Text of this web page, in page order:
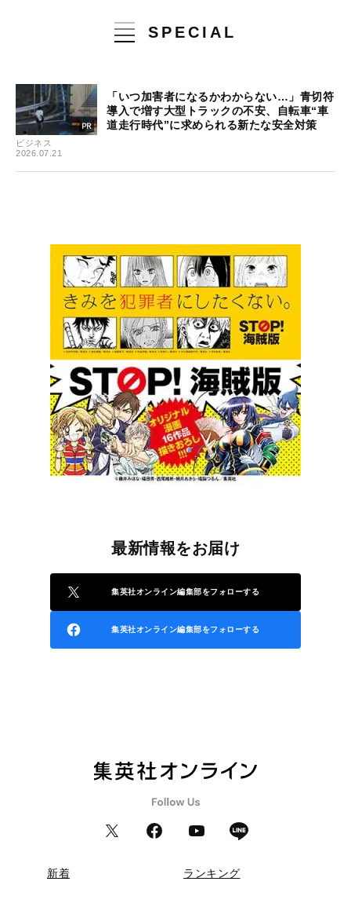
SPECIAL
ビジネス
2026.07.21
「いつ加害者になるかわからない…」青切符
導入で増す大型トラックの不安、自転車“車
道走行時代”に求められる新たな安全対策
最新情報をお届け
集英社オンライン編集部をフォローする
集英社オンライン編集部をフォローする
新着 ランキング